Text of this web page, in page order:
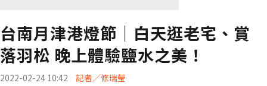
台南月津港燈節│白天逛老宅、賞
落羽松 晚上體驗鹽水之美！
2022-02-24 10:42 記者／修瑞瑩